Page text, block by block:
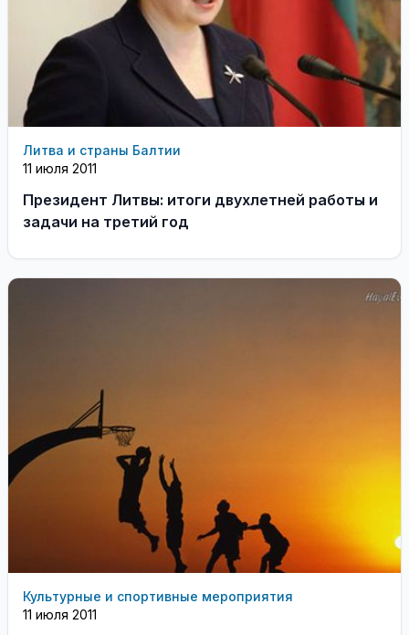
Литва и страны Балтии
11 июля 2011
Президент Литвы: итоги двухлетней работы и
задачи на третий год
Культурные и спортивные мероприятия
11 июля 2011